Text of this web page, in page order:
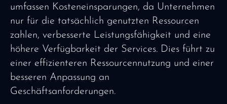
umfassen Kosteneinsparungen, da Unternehmen
nur für die tatsächlich genutzten Ressourcen
zahlen, verbesserte Leistungsfähigkeit und eine
höhere Verfügbarkeit der Services. Dies führt zu
einer effizienteren Ressourcennutzung und einer
besseren Anpassung an
Geschäftsanforderungen.